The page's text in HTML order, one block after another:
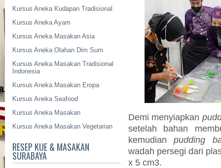
Kursus Aneka Kudapan Tradisional
Kursus Aneka Ayam
Kursus Aneka Masakan Asia
Kursus Aneka Olahan Dim Sum
Kursus Aneka Masakan Tradisional
Indonesia
Kursus Aneka Masakan Eropa
Kursus Aneka Seafood
Kursus Aneka Masakan
Kursus Aneka Masakan Vegetarian
RESEP KUE & MASAKAN
SURABAYA
Demi menyiapkan
setelah bahan
kemudianpudding
wadah persegi dari
x 5 cm3.